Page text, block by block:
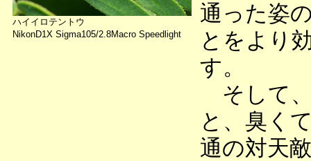
ハイイロテントウ
NikonD1X Sigma105/2.8Macro Speedlight
通った姿
とをより
す。
そして
と、臭く
通の対天